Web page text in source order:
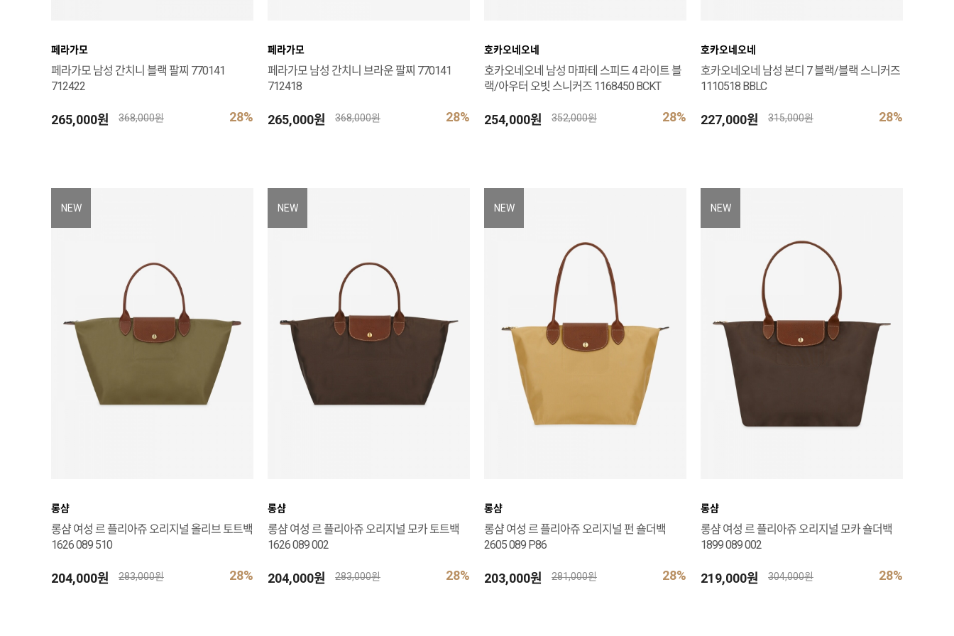
페라가모
페라가모 남성 간치니 블랙 팔찌 770141
712422
265,000원 28%
368,000원
페라가모
페라가모 남성 간치니 브라운 팔찌 770141
712418
265,000원 28%
368,000원
호카오네오네
호카오네오네 남성 마파테 스피드 4 라이트 블
랙/아우터 오빗 스니커즈 1168450 BCKT
254,000원 28%
352,000원
호카오네오네
호카오네오네 남성 본디 7 블랙/블랙 스니커즈
1110518 BBLC
227,000원 28%
315,000원
NEW
롱샴
롱샴 여성 르 플리아쥬 오리지널 올리브 토트백
1626 089 510
204,000원 28%
283,000원
NEW
롱샴
롱샴 여성 르 플리아쥬 오리지널 모카 토트백
1626 089 002
204,000원 28%
283,000원
NEW
롱샴
롱샴 여성 르 플리아쥬 오리지널 펀 숄더백
2605 089 P86
203,000원 28%
281,000원
NEW
롱샴
롱샴 여성 르 플리아쥬 오리지널 모카 숄더백
1899 089 002
219,000원 28%
304,000원